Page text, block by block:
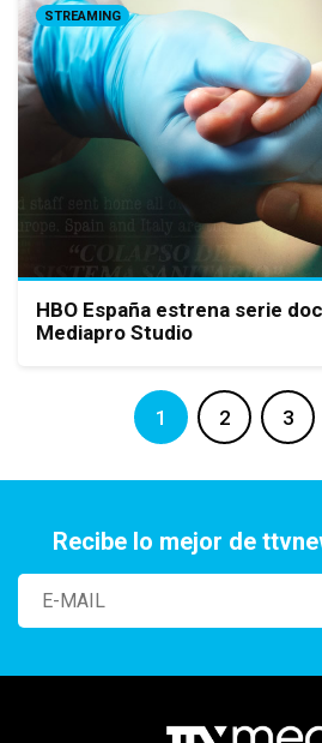
STREAMING
HBO España estrena serie
Mediapro Studio
1 2 3
Recibe lo mejor de